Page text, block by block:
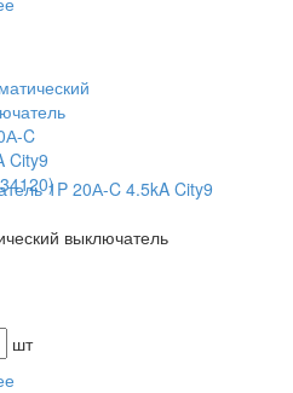
1P 20А-C 4.5kA City9
выключатель
шт